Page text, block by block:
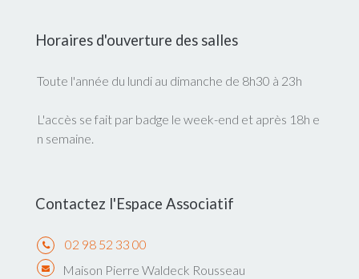
Horaires d'ouverture des salles
Toute l'année du lundi au dimanche de 8h30 à 23h
L'accès se fait par badge le week-end et après 18h e
n semaine.
Contactez l'Espace Associatif
02 98 52 33 00
Maison Pierre Waldeck Rousseau